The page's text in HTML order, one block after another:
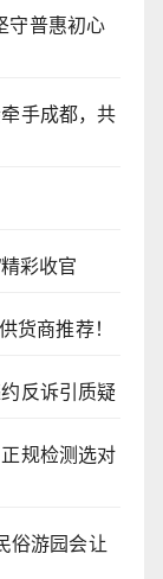
守普惠初心
手成都，共
彩收官
货商推荐！
反诉引质疑
规检测选对
俗游园会让